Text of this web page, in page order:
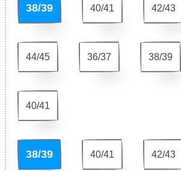
38/39 40/41 42/43
44/45 36/37 38/39
40/41
38/39 40/41 42/43